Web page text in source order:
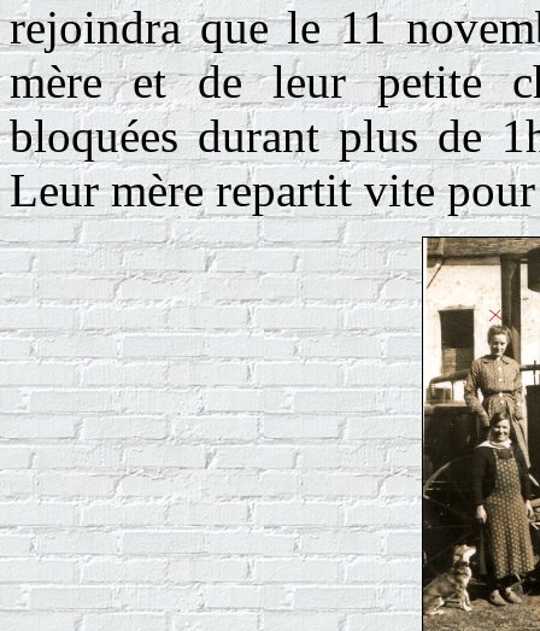
rejoindra que le 11
mère et de leur petite
bloquées durant plus de
Leur mère repartit vite